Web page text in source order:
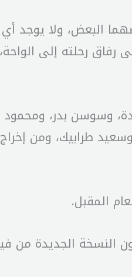
البعض، ولا يوجد
رفاق رحلته إلى
وسوسن بدر، ومحمود
طرابيك، ومن
المقبل.
النسخة الجديدة من